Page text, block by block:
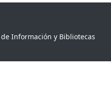
Información y Bibliotecas